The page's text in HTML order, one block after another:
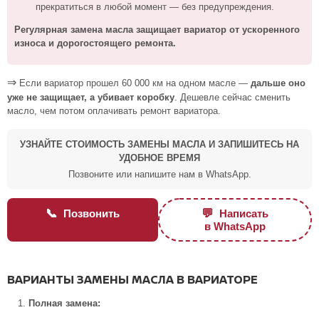
прекратиться в любой момент — без предупреждения.
Регулярная замена масла защищает вариатор от ускоренного
износа и дорогостоящего ремонта.
⇒ Если вариатор прошел 60 000 км на одном масле — дальше оно
уже не защищает, а убивает коробку. Дешевле сейчас сменить
масло, чем потом оплачивать ремонт вариатора.
УЗНАЙТЕ СТОИМОСТЬ ЗАМЕНЫ МАСЛА И ЗАПИШИТЕСЬ НА
УДОБНОЕ ВРЕМЯ
Позвоните или напишите нам в WhatsApp.
📞 Позвонить 💬 Написать
в WhatsApp
ВАРИАНТЫ ЗАМЕНЫ МАСЛА В ВАРИАТОРЕ
Полная замена: